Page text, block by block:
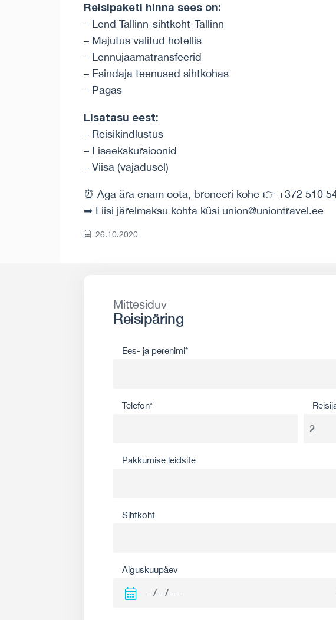
Reisipaketi hinna sees on:
– Lend Tallinn-sihtkoht-Tallinn
– Majutus valitud hotellis
– Lennujaamatransfeerid
– Esindaja teenused sihtkohas
– Pagas
Lisatasu eest:
– Reisikindlustus
– Lisaekskursioonid
– Viisa (vajadusel)
⏰ Aga ära enam oota, broneeri kohe 👉 +372 510
➡ Liisi järelmaksu kohta küsi union@uniontravel.ee
26.10.2020
Mittesiduv
Reisipäring
Ees- ja perenimi*
Telefon*
Pakkumise leidsite
Sihtkoht
Alguskuupäev